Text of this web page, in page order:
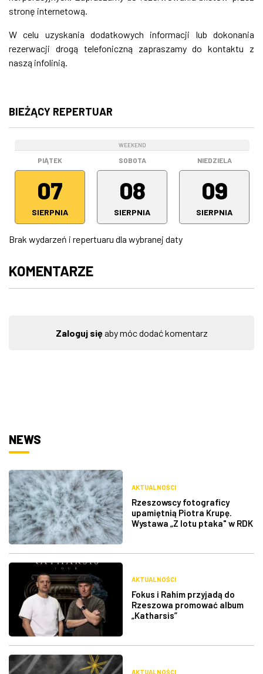
stronę internetową.
W celu uzyskania dodatkowych informacji lub dokonania
rezerwacji drogą telefoniczną zapraszamy do kontaktu z
naszą infolinią.
BIEŻĄCY REPERTUAR
PIĄTEK
07
SIERPNIA
WEEKEND
SOBOTA
08
SIERPNIA
NIEDZIELA
09
SIERPNIA
Brak wydarzeń i repertuaru dla wybranej daty
KOMENTARZE
Zaloguj sięaby móc dodać komentarz
NEWS
AKTUALNOŚCI
Rzeszowscy fotograficy
upamiętnią Piotra Krupę.
Wystawa „Z lotu ptaka" w RDK
AKTUALNOŚCI
Fokus i Rahim przyjadą do
Rzeszowa promować album
„Katharsis”
AKTUALNOŚCI